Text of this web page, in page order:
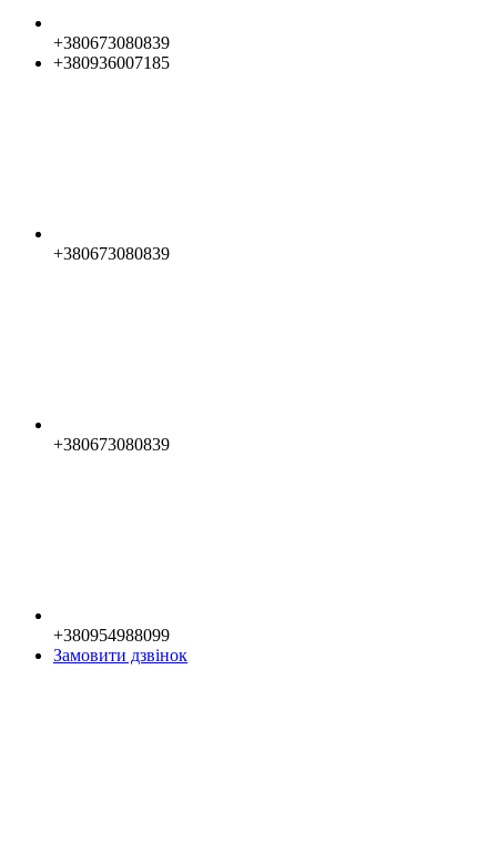
+380673080839
+380936007185
+380673080839
+380673080839
+380954988099
Замовити дзвінок